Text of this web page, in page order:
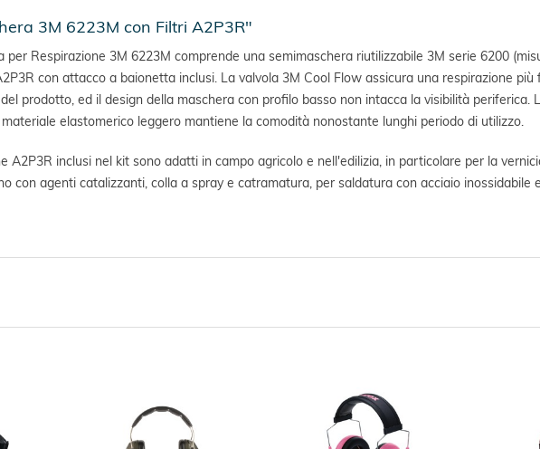
3M 6223M con Filtri A2P3R"
per Respirazione 3M 6223M comprende una semimaschera riutilizzabile 3M serie 6200
con attacco a baionetta inclusi. La valvola 3M Cool Flow assicura una respirazione
prodotto, ed il design della maschera con profilo basso non intacca la visibilità
elastomerico leggero mantiene la comodità nonostante lunghi periodo di utilizzo.
A2P3R inclusi nel kit sono adatti in campo agricolo e nell'edilizia, in particolare per la
con agenti catalizzanti, colla a spray e catramatura, per saldatura con acciaio inossidabile